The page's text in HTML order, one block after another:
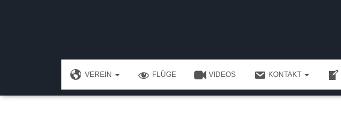
VEREIN FLÜGE VIDEOS KONTAKT